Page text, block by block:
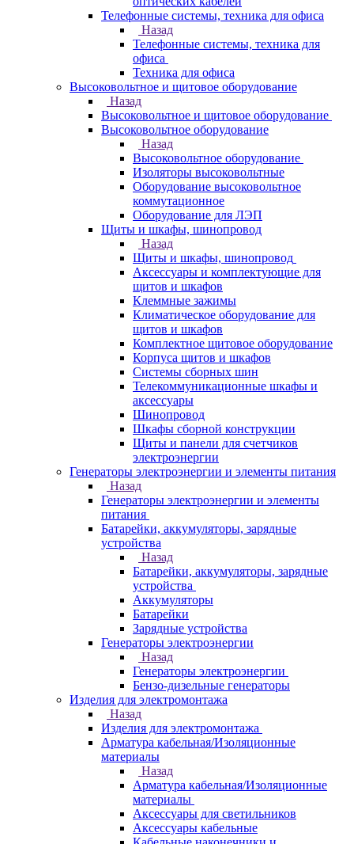
Телефонные системы, техника для офиса
Назад
Телефонные системы, техника для
офиса
Техника для офиса
Высоковольтное и щитовое оборудование
Назад
Высоковольтное и щитовое оборудование
Высоковольтное оборудование
Назад
Высоковольтное оборудование
Изоляторы высоковольтные
Оборудование высоковольтное
коммутационное
Оборудование для ЛЭП
Щиты и шкафы, шинопровод
Назад
Щиты и шкафы, шинопровод
Аксессуары и комплектующие для
щитов и шкафов
Клеммные зажимы
Климатическое оборудование для
щитов и шкафов
Комплектное щитовое оборудование
Корпуса щитов и шкафов
Системы сборных шин
Телекоммуникационные шкафы и
аксессуары
Шинопровод
Шкафы сборной конструкции
Щиты и панели для счетчиков
электроэнергии
Генераторы электроэнергии и элементы питания
Назад
Генераторы электроэнергии и элементы
питания
Батарейки, аккумуляторы, зарядные
устройства
Назад
Батарейки, аккумуляторы, зарядные
устройства
Аккумуляторы
Батарейки
Зарядные устройства
Генераторы электроэнергии
Назад
Генераторы электроэнергии
Бензо-дизельные генераторы
Изделия для электромонтажа
Назад
Изделия для электромонтажа
Арматура кабельная/Изоляционные
материалы
Назад
Арматура кабельная/Изоляционные
материалы
Аксессуары для светильников
Аксессуары кабельные